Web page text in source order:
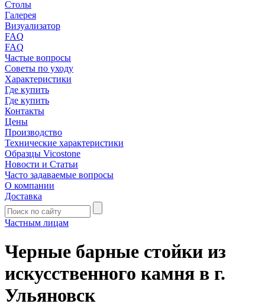
Столы
Галерея
Визуализатор
FAQ
FAQ
Частые вопросы
Советы по уходу
Характеристики
Где купить
Где купить
Контакты
Цены
Производство
Технические характеристики
Образцы Vicostone
Новости и Статьи
Часто задаваемые вопросы
О компании
Доставка
Частным лицам
Черные барные стойки из
искусственного камня в г.
Ульяновск